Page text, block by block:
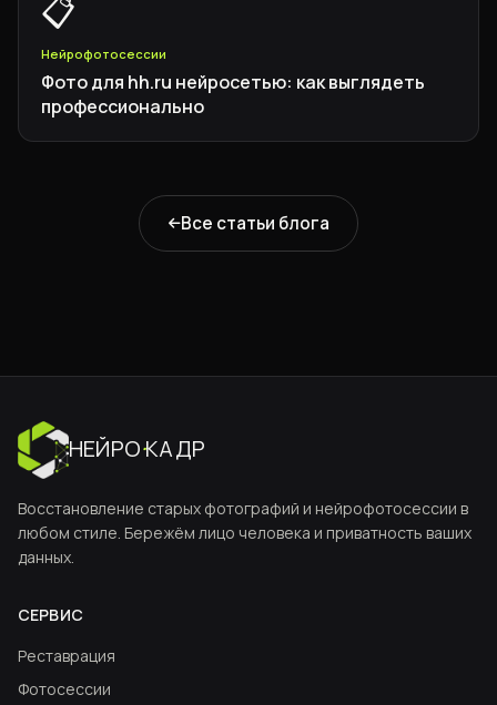
📋
Нейрофотосессии
Фото для hh.ru нейросетью: как выглядеть
профессионально
Все статьи блога
НЕЙРО·КАДР
Восстановление старых фотографий и нейрофотосессии в
любом стиле. Бережём лицо человека и приватность ваших
данных.
СЕРВИС
Реставрация
Фотосессии